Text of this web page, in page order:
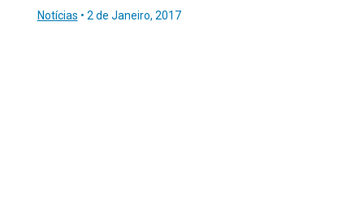
Notícias • 2 de Janeiro, 2017